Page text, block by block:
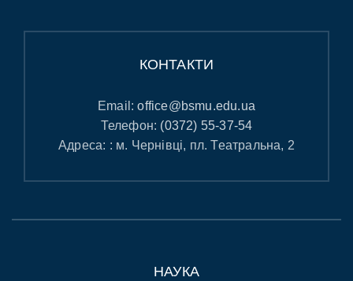
КОНТАКТИ
Email:office@bsmu.edu.ua
Телефон: (0372) 55-37-54
Адреса: : м. Чернівці, пл. Театральна, 2
НАУКА